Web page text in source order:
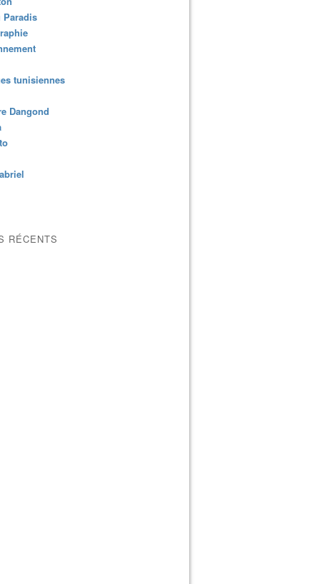
Paradis
tunisiennes
Dangond
RÉCENTS